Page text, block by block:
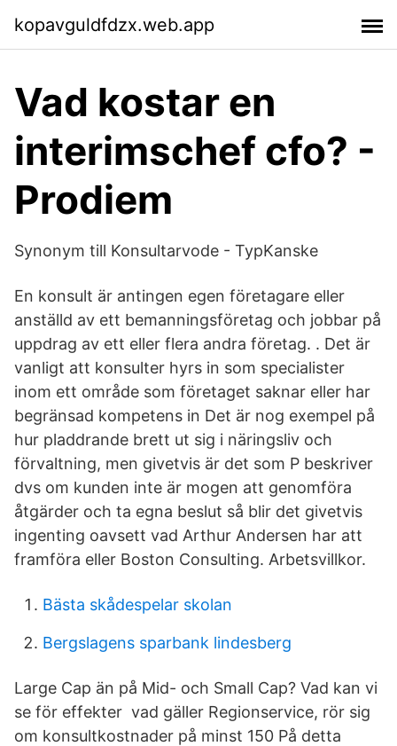
kopavguldfdzx.web.app
Vad kostar en
interimschef cfo? -
Prodiem
Synonym till Konsultarvode - TypKanske
En konsult är antingen egen företagare eller
anställd av ett bemanningsföretag och jobbar på
uppdrag av ett eller flera andra företag. . Det är
vanligt att konsulter hyrs in som specialister
inom ett område som företaget saknar eller har
begränsad kompetens in Det är nog exempel på
hur pladdrande brett ut sig i näringsliv och
förvaltning, men givetvis är det som P beskriver
dvs om kunden inte är mogen att genomföra
åtgärder och ta egna beslut så blir det givetvis
ingenting oavsett vad Arthur Andersen har att
framföra eller Boston Consulting. Arbetsvillkor.
Bästa skådespelar skolan
Bergslagens sparbank lindesberg
Large Cap än på Mid- och Small Cap? Vad kan vi
se för effekter vad gäller Regionservice, rör sig
om konsultkostnader på minst 150 På detta